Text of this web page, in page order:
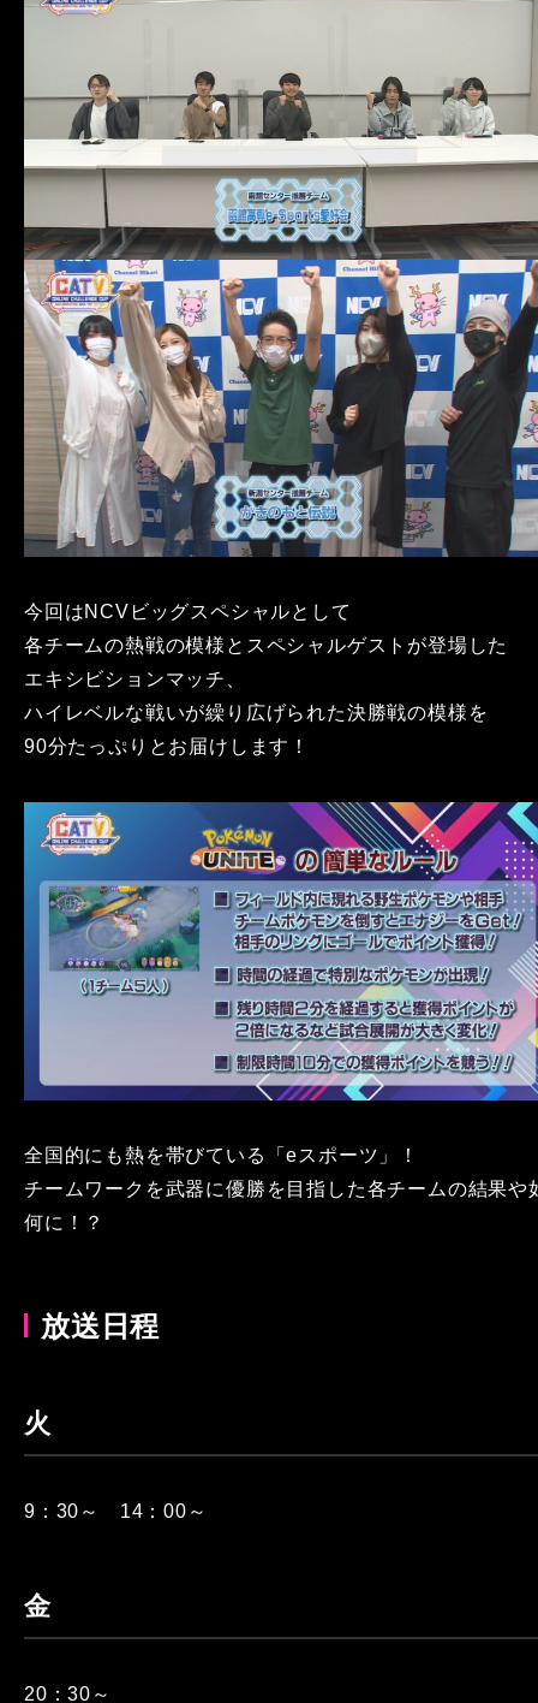
今回はNCVビッグスペシャルとして
各チームの熱戦の模様とスペシャルゲストが登場した
エキシビションマッチ、
ハイレベルな戦いが繰り広げられた決勝戦の模様を
90分たっぷりとお届けします！
全国的にも熱を帯びている「eスポーツ」！
チームワークを武器に優勝を目指した各チームの結果や
何に！？
放送日程
火
9：30～ 14：00～
金
20：30～